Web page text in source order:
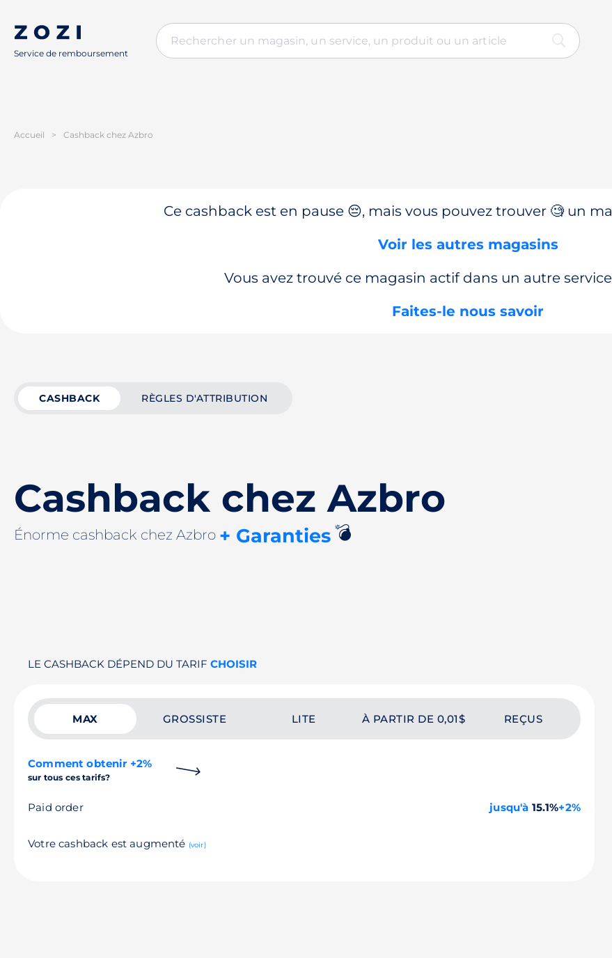
Service de remboursement
Accueil > Cashback chez Azbro
Ce cashback est en pause 😔, mais vous pouvez trouver 🧐 un
Voir les autres magasins
Vous avez trouvé ce magasin actif dans un autre
Faites-le nous savoir
CASHBACK RÈGLES D'ATTRIBUTION
Cashback chez Azbro
Énorme cashback chez Azbro + Garanties💣
LE CASHBACK DÉPEND DU TARIF CHOISIR
MAX GROSSISTE LITE À PARTIR DE 0,01$ REÇUS
Comment obtenir +2%
sur tous ces tarifs?
Paid order jusqu'à 15.1%+2%
Votre cashback est augmenté (voir)